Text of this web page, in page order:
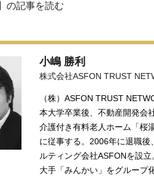
の記事を読む
小嶋 勝利
株式会社ASFON TRUST
（株）ASFON TRUST
本大学卒業後、不動産開発会
介護付き有料老人ホーム「桜
に従事する。2006年に退職
ルティング会社ASFONを設
大手「みんかい」をグループ